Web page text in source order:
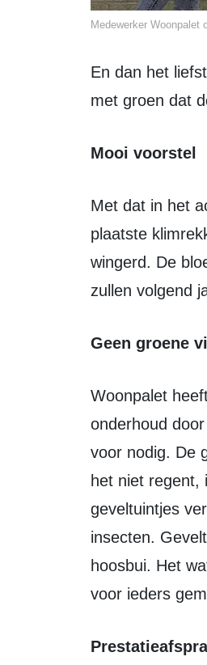
Medewerker Woonpalet
En dan het liefst met planten die weinig tot geen onderhoud nodig hebben en
met groen dat
Mooi voorstel
Met dat in het achterhoofd maakte GildenGroen een mooi voorstel. GildenGroen
plaatste
wingerd. De
zullen volgend
Geen groene
Woonpalet heeft de tuintjes laten realiseren en de afspraak is dat het (weinige)
onderhoud
voor nodig. De
het niet regent,
geveltuintjes
insecten.
hoosbui. Het
voor ieders